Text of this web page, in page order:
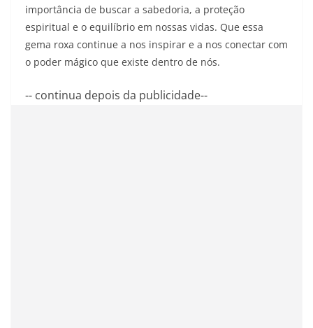
importância de buscar a sabedoria, a proteção
espiritual e o equilíbrio em nossas vidas. Que essa
gema roxa continue a nos inspirar e a nos conectar com
o poder mágico que existe dentro de nós.
-- continua depois da publicidade--